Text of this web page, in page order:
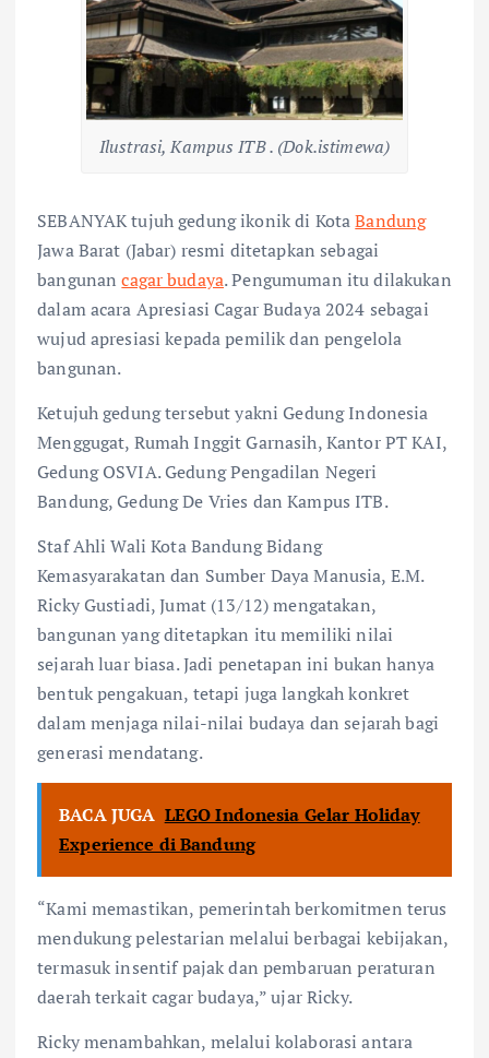
Ilustrasi, Kampus ITB . (Dok.istimewa)
SEBANYAK tujuh gedung ikonik di KotaBandung
Jawa Barat (Jabar) resmi ditetapkan sebagai
bangunancagar budaya. Pengumuman itu dilakukan
dalam acara Apresiasi Cagar Budaya 2024 sebagai
wujud apresiasi kepada pemilik dan pengelola
bangunan.
Ketujuh gedung tersebut yakni Gedung Indonesia
Menggugat, Rumah Inggit Garnasih, Kantor PT KAI,
Gedung OSVIA. Gedung Pengadilan Negeri
Bandung, Gedung De Vries dan Kampus ITB.
Staf Ahli Wali Kota Bandung Bidang
Kemasyarakatan dan Sumber Daya Manusia, E.M.
Ricky Gustiadi, Jumat (13/12) mengatakan,
bangunan yang ditetapkan itu memiliki nilai
sejarah luar biasa. Jadi penetapan ini bukan hanya
bentuk pengakuan, tetapi juga langkah konkret
dalam menjaga nilai-nilai budaya dan sejarah bagi
generasi mendatang.
BACA JUGA LEGO Indonesia Gelar Holiday
Experience di Bandung
“Kami memastikan, pemerintah berkomitmen terus
mendukung pelestarian melalui berbagai kebijakan,
termasuk insentif pajak dan pembaruan peraturan
daerah terkait cagar budaya,” ujar Ricky.
Ricky menambahkan, melalui kolaborasi antara